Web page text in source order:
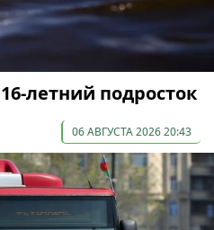
летний подросток
06 АВГУСТА 2026 20:43